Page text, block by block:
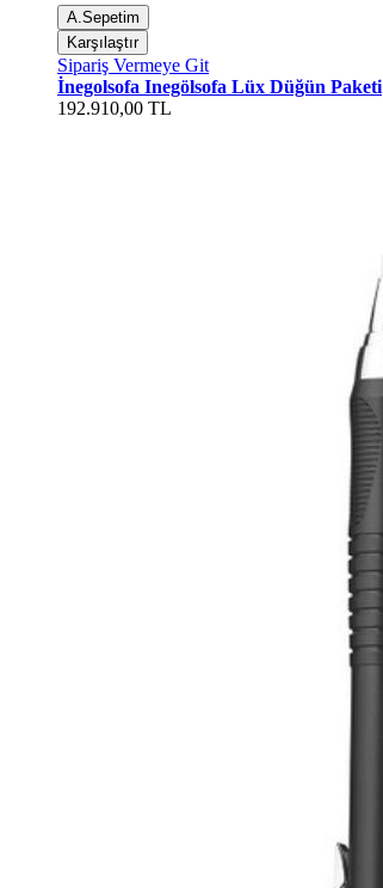
A.Sepetim
Karşılaştır
Sipariş Vermeye Git
İnegolsofa Inegölsofa Lüx Düğün Paketi
192.910,00 TL